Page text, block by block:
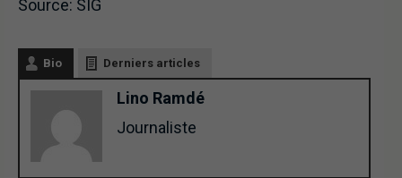
Source: SIG
Bio Derniers articles
Lino Ramdé
Journaliste